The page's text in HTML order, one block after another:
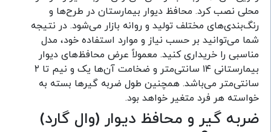
محلی نصب کرد. محافظ دیوار بیمارستان در طرح‌ها و
رنگ‌بندی‌های مختلف تولید و روانه بازار می‌شود. در نتیجه
شما می‌توانید بر حسب نیاز و موارد استفاده خود، مدل
مناسبی را خریداری کنید. معمولاً عرض محافظ‌های دیوار
بیمارستانی ۱۴ سانتی‌متر و ضخامت آن‌ها یک و نیم تا ۲
سانتی‌متر می‌باشد. همچنین طول ضربه گیر‌ها بسته به
خواسته هر فرد متغیر خواهد بود.
ضربه گیر و محافظ دیوار (وال گارد)